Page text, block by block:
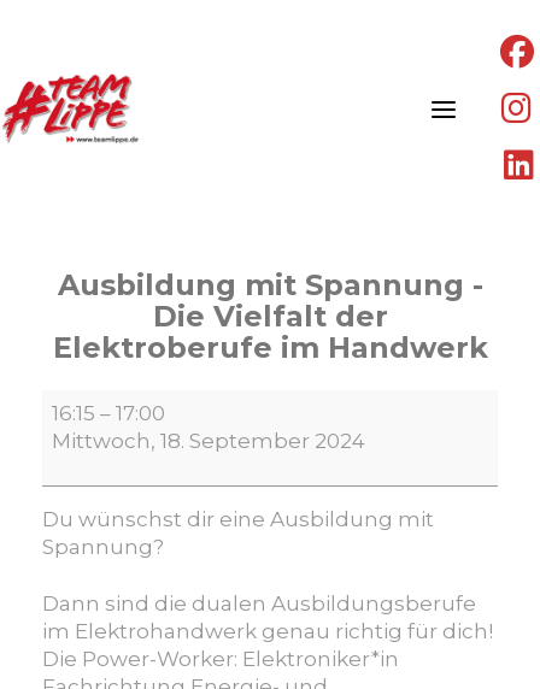
Ausbildung mit Spannung -
Die Vielfalt der
Elektroberufe im Handwerk
Ausbildung
mit
-
Die
Vielfalt
Elektroberufe
im
Handwerk
16:15 – 17:00
Mittwoch, 18. September 2024
Du wünschst dir eine Ausbildung mit
Spannung?
Dann sind die dualen Ausbildungsberufe
im Elektrohandwerk genau richtig für dich!
Die Power-Worker: Elektroniker*in